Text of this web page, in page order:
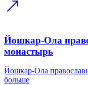
Йошкар-Ола
монастырь
Йошкар-Ола
больше